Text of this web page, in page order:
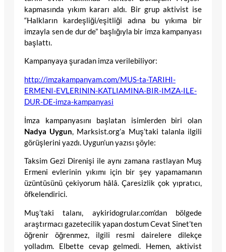
kapmasında yıkım kararı aldı. Bir grup aktivist ise
“Halkların kardeşliği/eşitliği adına bu yıkıma bir
imzayla sen de dur de” başlığıyla bir imza kampanyası
başlattı.
Kampanyaya şuradan imza verilebiliyor:
http://imzakampanyam.com/MUS-ta-TARIHI-
ERMENI-EVLERININ-KATLIAMINA-BIR-IMZA-ILE-
DUR-DE-imza-kampanyasi
İmza kampanyasını başlatan isimlerden biri olan
Nadya Uygun, Marksist.org’a Muş’taki talanla ilgili
görüşlerini yazdı. Uygun’un yazısı şöyle:
Taksim Gezi Direnişi ile aynı zamana rastlayan Muş
Ermeni evlerinin yıkımı için bir şey yapamamanın
üzüntüsünü çekiyorum hâlâ. Çaresizlik çok yıpratıcı,
öfkelendirici.
Muş’taki talanı, aykiridogrular.com’dan bölgede
araştırmacı gazetecilik yapan dostum Cevat Sinet’ten
öğrenir öğrenmez, ilgili resmi dairelere dilekçe
yolladım. Elbette cevap gelmedi. Hemen, aktivist